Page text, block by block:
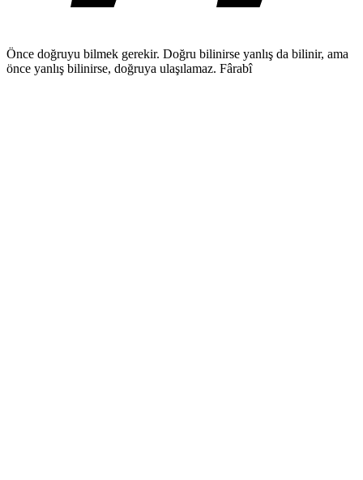
Önce doğruyu bilmek gerekir. Doğru bilinirse yanlış da bilinir, ama
önce yanlış bilinirse, doğruya ulaşılamaz. Fârabî